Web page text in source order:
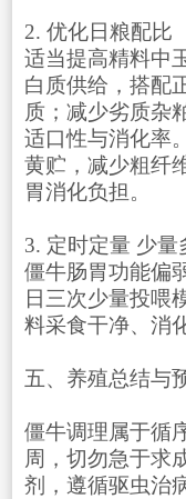
2. 优化日粮配比
适当提高精料中
白质供给，搭配
质；减少劣质杂
适口性与消化率
黄贮，减少粗纤
胃消化负担。
3. 定时定量 少量
僵牛肠胃功能偏
日三次少量投喂
料采食干净、消
五、养殖总结与
僵牛调理属于循
周，切勿急于求
剂，遵循驱虫治